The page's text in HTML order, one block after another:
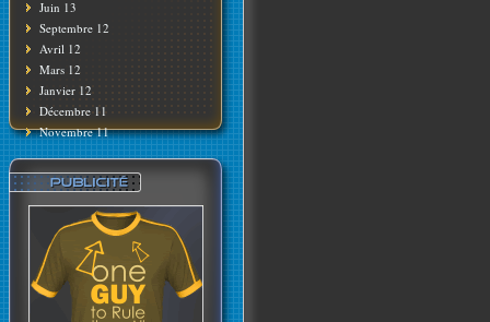
Juin 13
Septembre 12
Avril 12
Mars 12
Janvier 12
Décembre 11
Novembre 11